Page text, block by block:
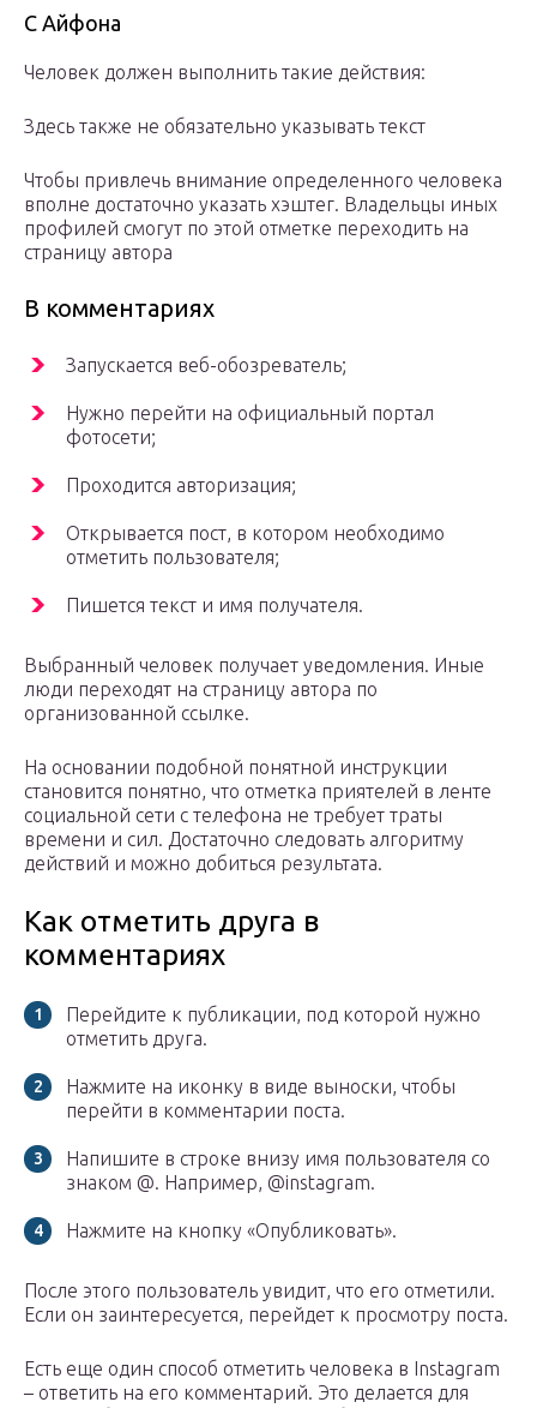
С Айфона
Человек должен выполнить такие действия:
Здесь также не обязательно указывать текст
Чтобы привлечь внимание определенного человека
вполне достаточно указать хэштег. Владельцы иных
профилей смогут по этой отметке переходить на
страницу автора
В комментариях
Запускается веб-обозреватель;
Нужно перейти на официальный портал
фотосети;
Проходится авторизация;
Открывается пост, в котором необходимо
отметить пользователя;
Пишется текст и имя получателя.
Выбранный человек получает уведомления. Иные
люди переходят на страницу автора по
организованной ссылке.
На основании подобной понятной инструкции
становится понятно, что отметка приятелей в ленте
социальной сети с телефона не требует траты
времени и сил. Достаточно следовать алгоритму
действий и можно добиться результата.
Как отметить друга в
комментариях
Перейдите к публикации, под которой нужно
отметить друга.
Нажмите на иконку в виде выноски, чтобы
перейти в комментарии поста.
Напишите в строке внизу имя пользователя со
знаком @. Например, @instagram.
Нажмите на кнопку «Опубликовать».
После этого пользователь увидит, что его отметили.
Если он заинтересуется, перейдет к просмотру поста.
Есть еще один способ отметить человека в Instagram
– ответить на его комментарий. Это делается для